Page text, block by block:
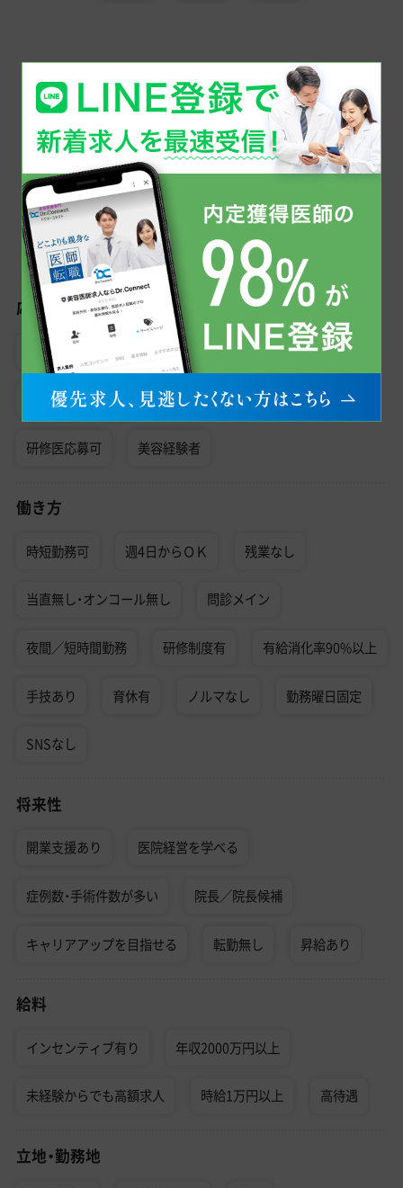
同じ科目で美容医療の医師求人を探す
美容皮膚科
こだわり検索から美容医療の医師求人を探す
応募条件
女性医師におすすめ 専門医資格不問 未経験可
男性医師におすすめ 医師3年目可 見学可
研修医応募可 美容経験者
働き方
時短勤務可 週4日からＯＫ 残業なし
当直無し・オンコール無し 問診メイン
夜間／短時間勤務 研修制度有 有給消化率90%以上
手技あり 育休有 ノルマなし 勤務曜日固定
SNSなし
将来性
開業支援あり 医院経営を学べる
症例数・手術件数が多い 院長／院長候補
キャリアアップを目指せる 転勤無し 昇給あり
給料
インセンティブ有り 年収2000万円以上
未経験からでも高額求人 時給1万円以上 高待遇
立地・勤務地